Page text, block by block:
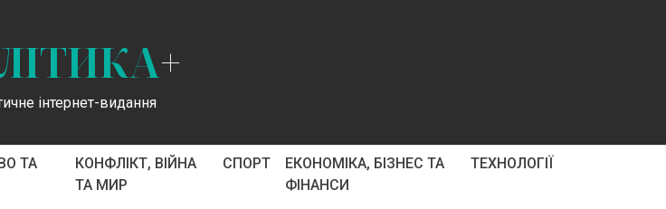
+
інтернет-видання
ТА
КОНФЛІКТ, ВІЙНА
ТА МИР
СПОРТ
ЕКОНОМІКА, БІЗНЕС ТА
ФІНАНСИ
ТЕХНОЛОГІЇ